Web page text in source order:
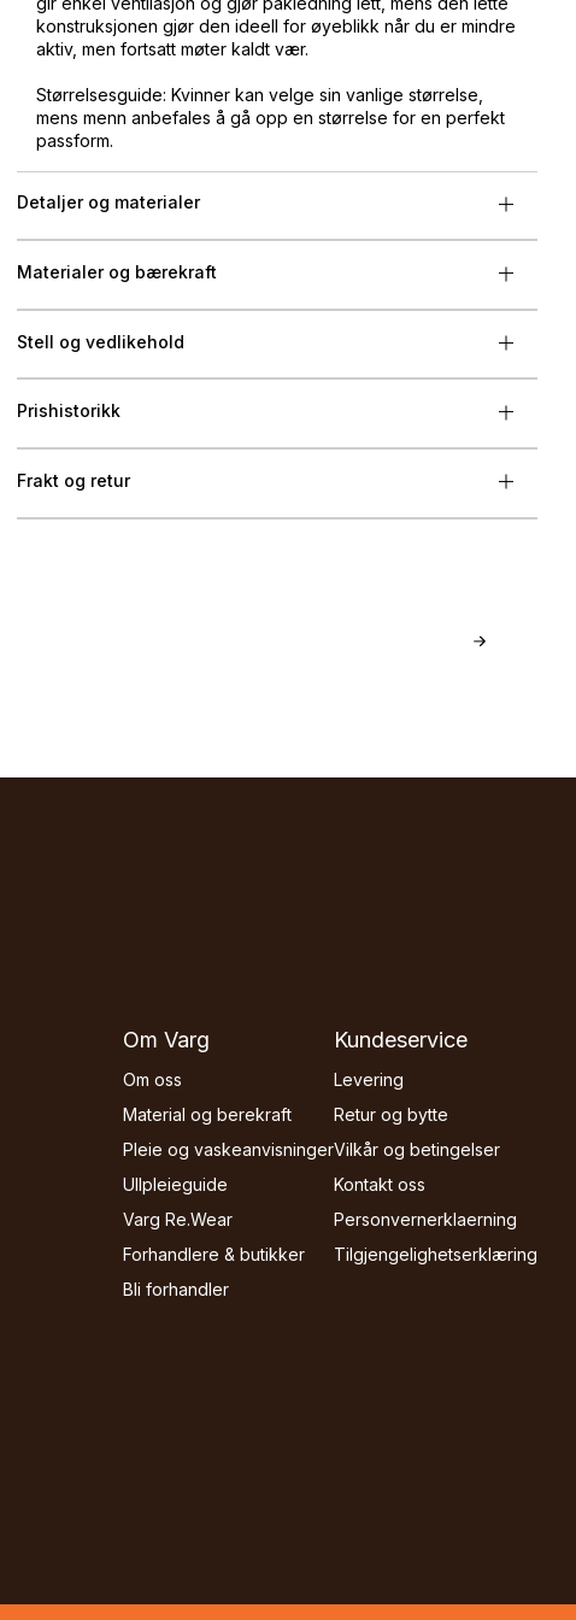
konstruksjonen gjør den ideell for øyeblikk når du er mindre
aktiv, men fortsatt møter kaldt vær.
Størrelsesguide: Kvinner kan velge sin vanlige størrelse,
mens menn anbefales å gå opp en størrelse for en perfekt
passform.
Detaljer og materialer
Materialer og bærekraft
Stell og vedlikehold
Prishistorikk
Frakt og retur
Om Varg
Om oss
Material og berekraft
Pleie og vaskeanvisninger
Ullpleieguide
Varg Re.Wear
Forhandlere & butikker
Bli forhandler
Kundeservice
Levering
Retur og bytte
Vilkår og betingelser
Kontakt oss
Personvernerklaerning
Tilgjengelighetserklæring